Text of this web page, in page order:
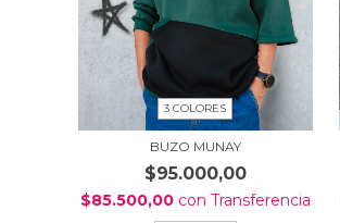
3 COLORES
BUZO MUNAY
$95.000,00
$85.500,00 con Transferencia